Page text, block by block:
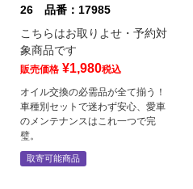
26 品番：17985
こちらはお取りよせ・予約対
象商品です
販売価格 ¥1,980税込
オイル交換の必需品が全て揃う！
車種別セットで迷わず安心、愛車
のメンテナンスはこれ一つで完
璧。
取寄可能商品